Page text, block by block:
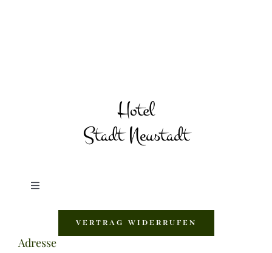
Toggle
VERTRAG WIDERRUFEN
Adresse